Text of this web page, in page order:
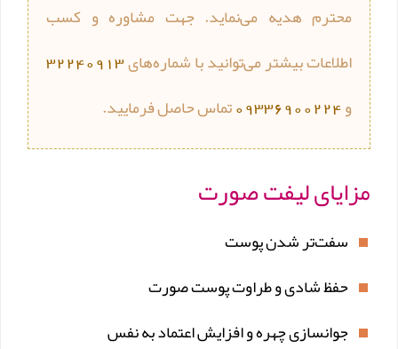
محترم هدیه می‌نماید. جهت مشاوره و کسب
اطلاعات بیشتر می‌توانید با شماره‌های32240913
و09336900224تماس حاصل فرمایید.
مزایای لیفت صورت
سفت‌تر شدن پوست
حفظ شادی و طراوت پوست صورت
جوانسازی چهره و افزایش اعتماد به نفس